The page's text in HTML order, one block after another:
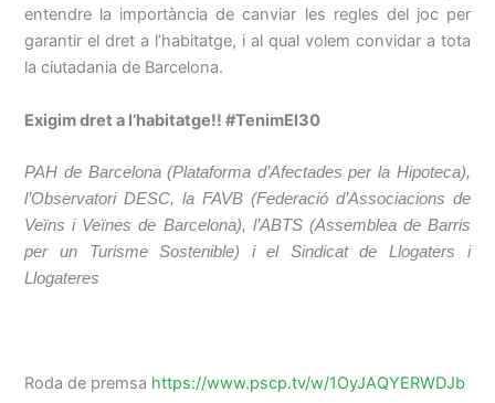
entendre la importància de canviar les regles del joc per
garantir el dret a l’habitatge, i al qual volem convidar a tota
la ciutadania de Barcelona.
Exigim dret a l’habitatge!! #TenimEl30
PAH de Barcelona (Plataforma d’Afectades per la Hipoteca),
l’Observatori DESC, la FAVB (Federació d’Associacions de
Veïns i Veïnes de Barcelona), l’ABTS (Assemblea de Barris
per un Turisme Sostenible) i el Sindicat de Llogaters i
Llogateres
Roda de premsa https://www.pscp.tv/w/1OyJAQYERWDJb